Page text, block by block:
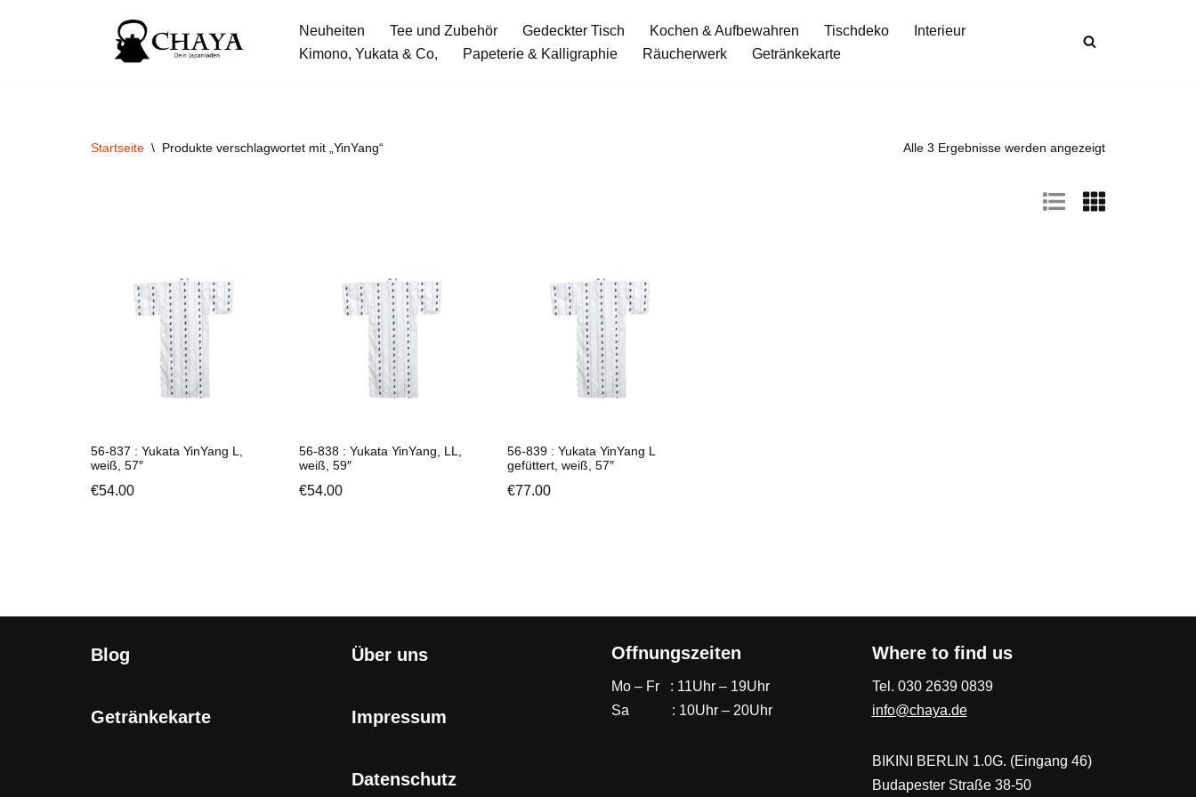
Neuheiten Tee und Zubehör Gedeckter Tisch Kochen & Aufbewahren Tischdeko
Interieur
Kimono, Yukata & Co,
Papeterie & Kalligraphie Räucherwerk Getränkekarte
Startseite \ Produkte verschlagwortet mit „YinYang“ Alle 3 Ergebnisse werden angezeigt
56-837 : Yukata YinYang L,
weiß, 57″
€54.00
56-838 : Yukata YinYang, LL,
weiß, 59″
€54.00
56-839 : Yukata YinYang L
gefüttert, weiß, 57″
€77.00
Blog
Getränkekarte
Über uns
Impressum
Datenschutz
Offnungszeiten
Mo – Fr : 11Uhr – 19Uhr
Sa : 10Uhr – 20Uhr
Where to find us
Tel. 030 2639 0839
info@chaya.de
BIKINI BERLIN 1.0G. (Eingang 46)
Budapester Straße 38-50